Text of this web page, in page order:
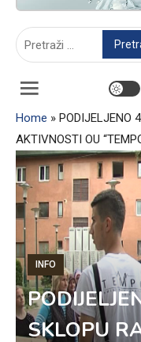
Home » PODIJELJENO
AKTIVNOSTI OU
INFO
SKLOPU